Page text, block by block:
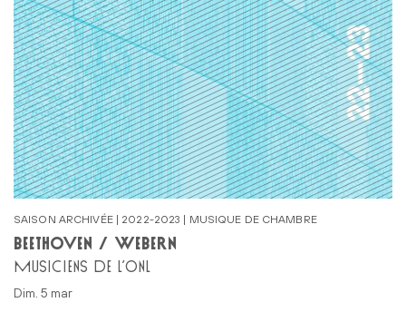
SAISON ARCHIVÉE | 2022-2023 | MUSIQUE DE CHAMBRE
BEETHOVEN / WEBERN
MUSICIENS DE L’ONL
dim. 5 mar